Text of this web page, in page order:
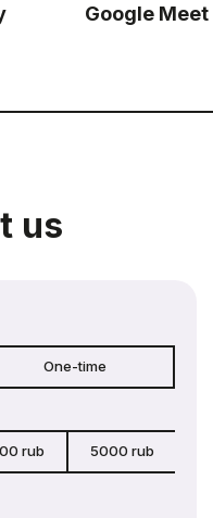
Google Meet
us
One-time
rub 5000 rub